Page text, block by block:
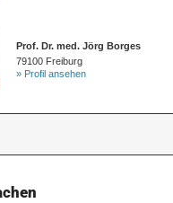
Prof. Dr. med. Jörg Borges
79100 Freiburg
» Profil ansehen